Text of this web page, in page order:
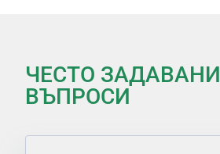
ЧЕСТО ЗАДАВАНИ
ВЪПРОСИ